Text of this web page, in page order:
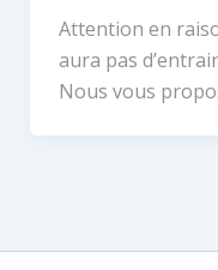
Attention en
aura pas
Nous vous